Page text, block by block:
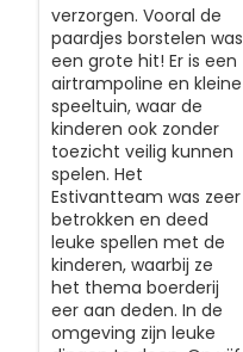
verzorgen. Vooral de
paardjes borstelen was
een grote hit! Er is een
airtrampoline en kleine
speeltuin, waar de
kinderen ook zonder
toezicht veilig kunnen
spelen. Het
Estivantteam was zeer
betrokken en deed
leuke spellen met de
kinderen, waarbij ze
het thema boerderij
eer aan deden. In de
omgeving zijn leuke